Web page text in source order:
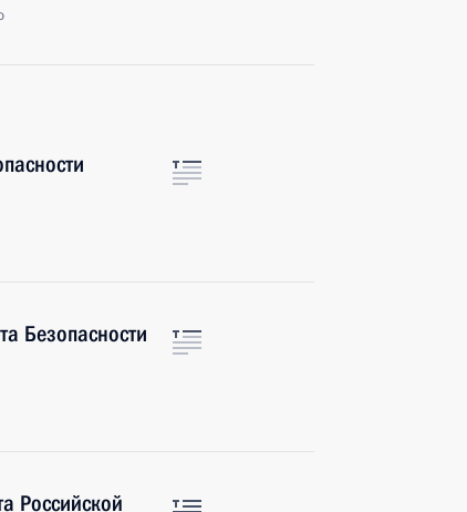
Безопасности
Российской